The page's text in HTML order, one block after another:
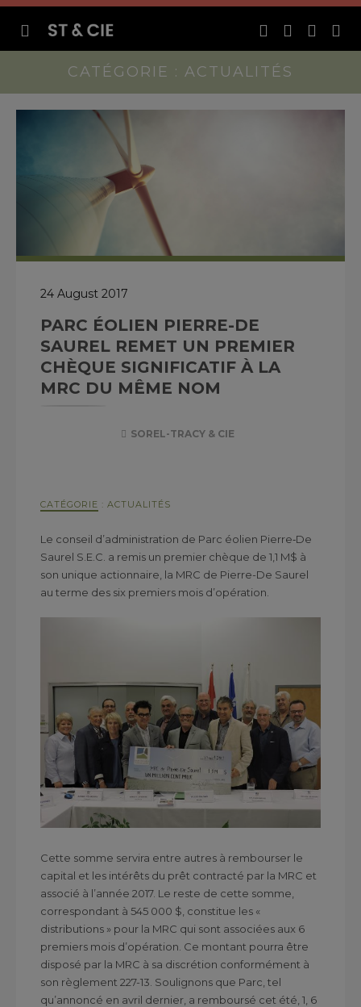
CATÉGORIE : ACTUALITÉS
24 August 2017
PARC ÉOLIEN PIERRE-DE
SAUREL REMET UN PREMIER
CHÈQUE SIGNIFICATIF À LA
MRC DU MÊME NOM
SOREL-TRACY & CIE
CATÉGORIE : ACTUALITÉS
Le conseil d’administration de Parc éolien Pierre‑De
Saurel S.E.C. a remis un premier chèque de 1,1 M$ à
son unique actionnaire, la MRC de Pierre-De Saurel
au terme des six premiers mois d’opération.
Cette somme servira entre autres à rembourser le
capital et les intérêts du prêt contracté par la MRC et
associé à l’année 2017. Le reste de cette somme,
correspondant à 545 000 $, constitue les «
distributions » pour la MRC qui sont associées aux 6
premiers mois d’opération. Ce montant pourra être
disposé par la MRC à sa discrétion conformément à
son règlement 227-13. Soulignons que Parc, tel
qu’annoncé en avril dernier, a remboursé cet été, 1, 6